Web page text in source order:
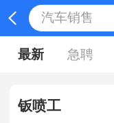
最新 急聘
钣喷工